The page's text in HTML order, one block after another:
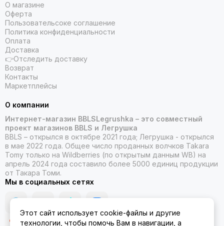
О магазине
Оферта
Пользовательсоке соглашение
Политика конфиденциальности
Оплата
Доставка
👉Отследить доставку
Возврат
Контакты
Маркетплейсы
О компании
Интернет-магазин BBLSLegrushka – это совместный
проект магазинов BBLS и Легрушка
BBLS – открылся в октябре 2021 года; Легрушка - открылся
в мае 2022 года. Общее число проданных волчков Takara
Tomy только на Wildberries (по открытым данным WB) на
апрель 2024 года составило более 5000 единиц продукции
от Такара Томи.
Мы в социальных сетях
Этот сайт использует cookie-файлы и другие
технологии, чтобы помочь Вам в навигации, а